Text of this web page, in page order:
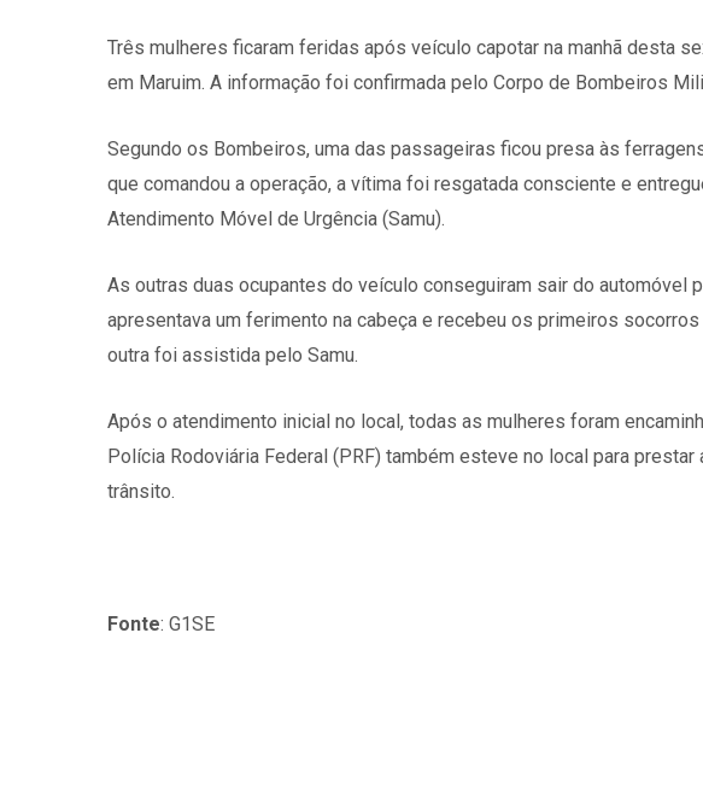
Três mulheres ficaram feridas após veículo capotar na manhã desta
em Maruim. A informação foi confirmada pelo Corpo de Bombeiros
Segundo os Bombeiros, uma das passageiras ficou presa às
que comandou a operação, a vítima foi resgatada consciente e
Atendimento Móvel de Urgência (Samu).
As outras duas ocupantes do veículo conseguiram sair do automóvel
apresentava um ferimento na cabeça e recebeu os primeiros
outra foi assistida pelo Samu.
Após o atendimento inicial no local, todas as mulheres foram
Polícia Rodoviária Federal (PRF) também esteve no local para prestar
trânsito.
Fonte: G1SE